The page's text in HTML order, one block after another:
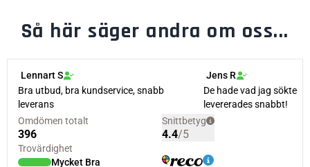
Så här säger andra om oss...